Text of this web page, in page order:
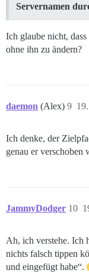
Servernamen
Ich glaube nicht,
ohne ihn zu ändern?
daemon (Alex) 9
Ich denke, der
genau er verschoben
JammyDodger 10
Ah, ich verstehe. Ich
nichts falsch tippen
und eingefügt habe“.